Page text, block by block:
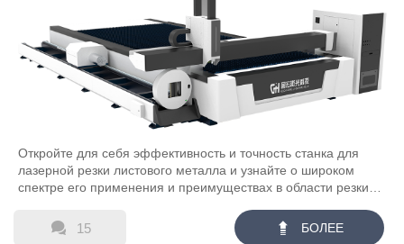
Откройте для себя эффективность и точность станка для
лазерной резки листового металла и узнайте о широком
спектре его применения и преимуществах в области резки
 15  БОЛЕЕ